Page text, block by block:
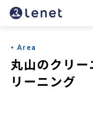
丸
の
ク
Area
丸山のクリ
リーニング